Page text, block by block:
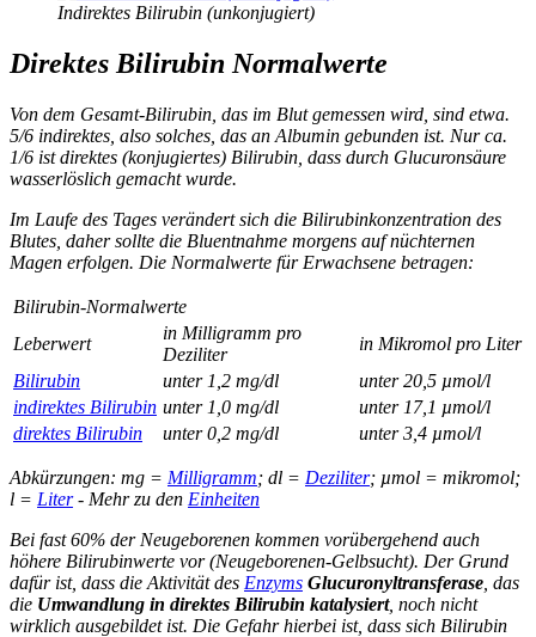
Indirektes Bilirubin (unkonjugiert)
Direktes Bilirubin Normalwerte
Von dem Gesamt-Bilirubin, das im Blut gemessen wird, sind etwa.
5/6 indirektes, also solches, das an Albumin gebunden ist. Nur ca.
1/6 ist direktes (konjugiertes) Bilirubin, dass durch Glucuronsäure
wasserlöslich gemacht wurde.
Im Laufe des Tages verändert sich die Bilirubinkonzentration des
Blutes, daher sollte die Bluentnahme morgens auf nüchternen
Magen erfolgen. Die Normalwerte für Erwachsene betragen:
Bilirubin-Normalwerte
Leberwert
in Milligramm pro
Deziliter
in Mikromol pro Liter
Bilirubin
unter 1,2 mg/dl
unter 20,5 µmol/l
indirektes Bilirubin unter 1,0 mg/dl
unter 17,1 µmol/l
direktes Bilirubin
unter 0,2 mg/dl unter 3,4 µmol/l
Abkürzungen: mg = Milligramm; dl = Deziliter; µmol = mikromol;
l = Liter- Mehr zu den Einheiten
Bei fast 60% der Neugeborenen kommen vorübergehend auch
höhere Bilirubinwerte vor (Neugeborenen-Gelbsucht). Der Grund
dafür ist, dass die Aktivität des Enzyms Glucuronyltransferase , das
die Umwandlung in direktes Bilirubin katalysiert, noch nicht
wirklich ausgebildet ist. Die Gefahr hierbei ist, dass sich Bilirubin